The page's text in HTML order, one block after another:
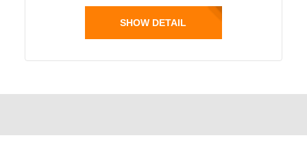
SHOW DETAIL